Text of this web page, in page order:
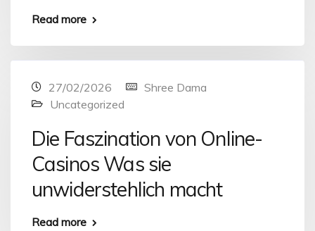
Read more
27/02/2026
Shree Dama
Uncategorized
Die Faszination von Online-
Casinos Was sie
unwiderstehlich macht
Read more